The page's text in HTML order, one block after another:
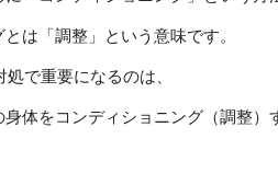
は「調整」という意味です。
で重要になるのは、
身体をコンディショニング（調整）